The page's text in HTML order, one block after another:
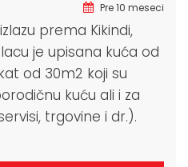
Pre 10 meseci
prema Kikindi,
je upisana kuća od
od 30m2 koji su
kuću ali i za
trgovine i dr.).